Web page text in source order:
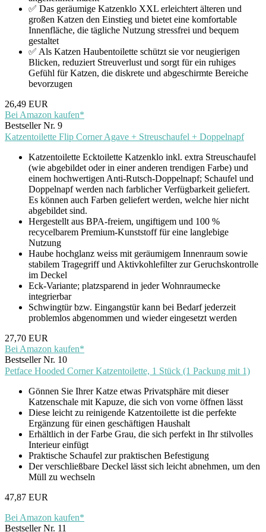
✅ Das geräumige Katzenklo XXL erleichtert älteren und
großen Katzen den Einstieg und bietet eine komfortable
Innenfläche, die tägliche Nutzung stressfrei und bequem
gestaltet
✅ Als Katzen Haubentoilette schützt sie vor neugierigen
Blicken, reduziert Streuverlust und sorgt für ein ruhiges
Gefühl für Katzen, die diskrete und abgeschirmte Bereiche
bevorzugen
26,49 EUR
Bei Amazon kaufen*
Bestseller Nr. 9
Katzentoilette Flip Corner Agave + Streuschaufel + Doppelnapf
Katzentoilette Ecktoilette Katzenklo inkl. extra Streuschaufel
(wie abgebildet oder in einer anderen trendigen Farbe) und
einem hochwertigen Anti-Rutsch-Doppelnapf; Schaufel und
Doppelnapf werden nach farblicher Verfügbarkeit geliefert.
Es können auch Farben geliefert werden, welche hier nicht
abgebildet sind.
Hergestellt aus BPA-freiem, ungiftigem und 100 %
recycelbarem Premium-Kunststoff für eine langlebige
Nutzung
Haube hochglanz weiss mit geräumigem Innenraum sowie
stabilem Tragegriff und Aktivkohlefilter zur Geruchskontrolle
im Deckel
Eck-Variante; platzsparend in jeder Wohnraumecke
integrierbar
Schwingtür bzw. Eingangstür kann bei Bedarf jederzeit
problemlos abgenommen und wieder eingesetzt werden
27,70 EUR
Bei Amazon kaufen*
Bestseller Nr. 10
Petface Hooded Corner Katzentoilette, 1 Stück (1 Packung mit 1)
Gönnen Sie Ihrer Katze etwas Privatsphäre mit dieser
Katzenschale mit Kapuze, die sich von vorne öffnen lässt
Diese leicht zu reinigende Katzentoilette ist die perfekte
Ergänzung für einen geschäftigen Haushalt
Erhältlich in der Farbe Grau, die sich perfekt in Ihr stilvolles
Interieur einfügt
Praktische Schaufel zur praktischen Befestigung
Der verschließbare Deckel lässt sich leicht abnehmen, um den
Müll zu wechseln
47,87 EUR
Bei Amazon kaufen*
Bestseller Nr. 11